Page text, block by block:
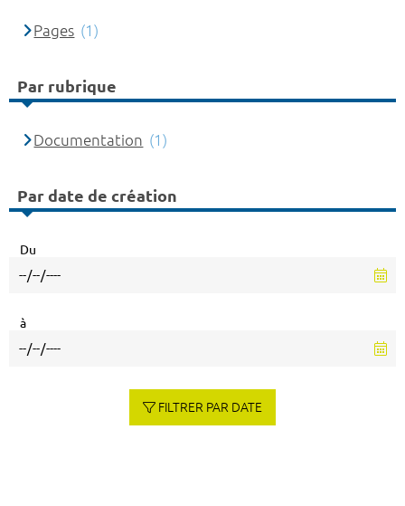
Pages (1)
Par rubrique
Documentation (1)
Par date de création
Du
à
FILTRER PAR DATE